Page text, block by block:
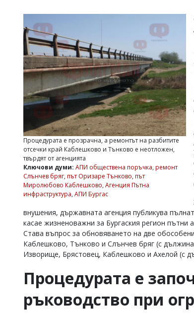
РАЗСЛЕДВАНЕ
БИЗНЕС
Управители:
Василев,
v.vasilev@flagman.bg
Касабова,
k.kassabova@flagman.bg
Главен
редактор:
Колев,
Коментарите
статиите
читателите
редакцията
Процедурата е прозрачна, а ремонтът на разбитите
отсечки край Каблешково и Тънково е неотложен,
твърдят от агенцията
Ключови думи: АПИ обществена поръчка, ремонт
Слънчев бряг, път Оризаре Тънково, път
Миролюбово Каблешково, Агенция Пътна
инфраструктура, АПИ Бургас
внушения, държавната агенция публикува
касае жизненоважни за Бургаския регион
Става въпрос за обновяването на две
Каблешково, Тънково и Слънчев бряг (с
Изворище, Брястовец, Каблешково и Ахелой (с
Процедурата е
ръководство при